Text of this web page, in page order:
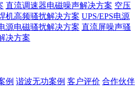
直流调速器电磁噪声解决方案 空压
机高频骚扰解决方案 UPS/EPS电源
源电磁骚扰解决方案 直流屏噪声骚
决方案
例 谐波无功案例 客户评价 合作伙伴